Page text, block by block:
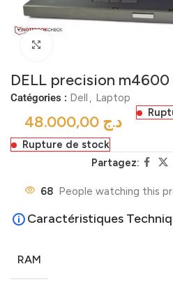
DELL precision m4600
Catégories : Dell , Laptop
د.ج
Rupture de stock
Partagez:
68 People watching this
Caractéristiques
RAM